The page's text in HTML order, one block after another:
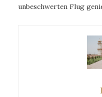
unbeschwerten Flug